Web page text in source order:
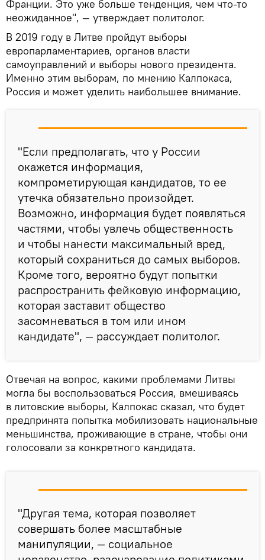
Франции. Это уже больше тенденция, чем что-то
неожиданное", — утверждает политолог.
В 2019 году в Литве пройдут выборы
европарламентариев, органов власти
самоуправлений и выборы нового президента.
Именно этим выборам, по мнению Калпокаса,
Россия и может уделить наибольшее внимание.
"Если предполагать, что у России
окажется информация,
компрометирующая кандидатов, то ее
утечка обязательно произойдет.
Возможно, информация будет появляться
частями, чтобы увлечь общественность
и чтобы нанести максимальный вред,
который сохраниться до самых выборов.
Кроме того, вероятно будут попытки
распространить фейковую информацию,
которая заставит общество
засомневаться в том или ином
кандидате", — рассуждает политолог.
Отвечая на вопрос, какими проблемами Литвы
могла бы воспользоваться Россия, вмешиваясь
в литовские выборы, Калпокас сказал, что будет
предпринята попытка мобилизовать национальные
меньшинства, проживающие в стране, чтобы они
голосовали за конкретного кандидата.
"Другая тема, которая позволяет
совершать более масштабные
манипуляции, — социальное